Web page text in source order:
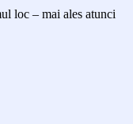
loc – mai ales atunci